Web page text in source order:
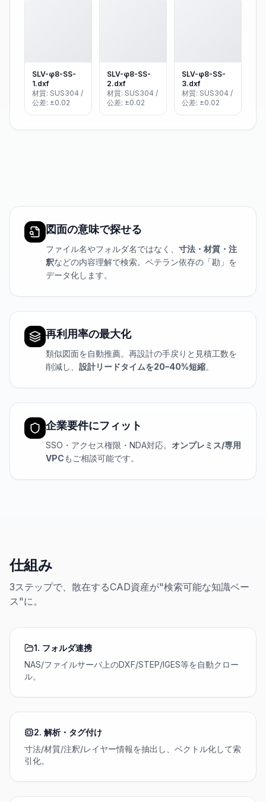
SLV-φ8-SS-
1.dxf
材質: SUS304 /
公差: ±0.02
SLV-φ8-SS-
2.dxf
材質: SUS304 /
公差: ±0.02
SLV-φ8-SS-
3.dxf
材質: SUS304 /
公差: ±0.02
図面の意味で探せる
ファイル名やフォルダ名ではなく、 寸法・材質・注
釈などの内容理解で検索。ベテラン依存の「勘」を
データ化します。
再利用率の最大化
類似図面を自動推薦。再設計の手戻りと見積工数を
削減し、 設計リードタイムを20–40%短縮。
企業要件にフィット
SSO・アクセス権限・NDA対応。 オンプレミス/専用
VPCもご相談可能です。
仕組み
3ステップで、散在するCAD資産が"検索可能な知識ベー
ス"に。
1. フォルダ連携
NAS/ファイルサーバ上のDXF/STEP/IGES等を自動クロー
ル。
2. 解析・タグ付け
寸法/材質/注釈/レイヤー情報を抽出し、ベクトル化して索
引化。